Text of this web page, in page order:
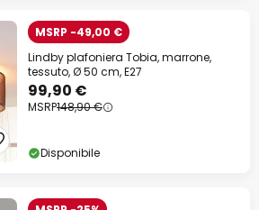
MSRP -49,00 €
Lindby plafoniera Tobia, marrone,
tessuto, Ø 50 cm, E27
99,90 €
MSRP148,90 €
Disponibile